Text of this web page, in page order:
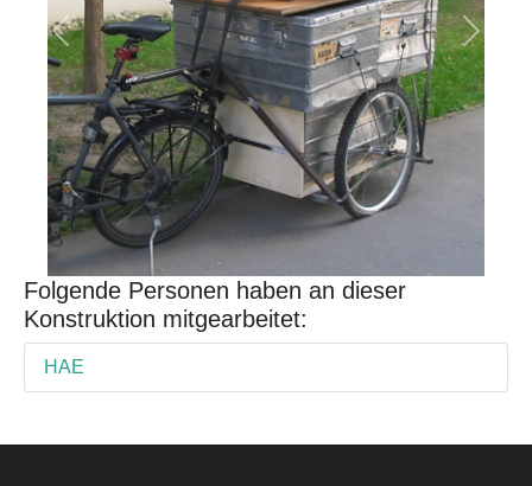
Previous Next
Folgende Personen haben an dieser
Konstruktion mitgearbeitet:
HAE